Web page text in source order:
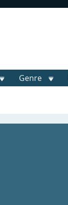
Genre